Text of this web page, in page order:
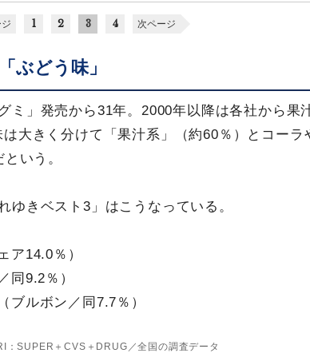
1 2 3 4 次ページ
ぶどう味」
ミ」発売から31年。2000年以降は各社から果
大きく分けて「果汁系」（約60％）とコーラ
いう。
ゆきベスト3」はこうなっている。
ア14.0％）
同9.2％）
ブルボン／同7.7％）
SUPER＋CVS＋DRUG／全国の調査データ